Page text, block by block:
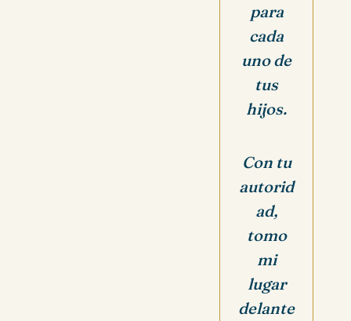
para
cada
uno de
tus
hijos.
Con tu
autorid
ad,
tomo
mi
lugar
delante